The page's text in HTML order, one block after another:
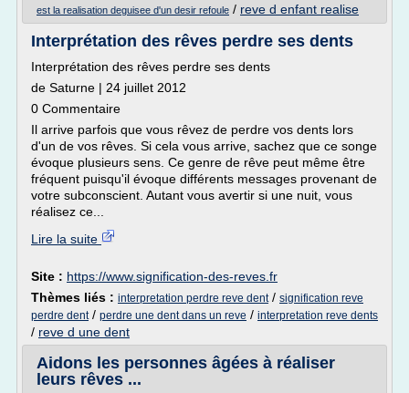
est la realisation deguisee d'un desir refoule / reve d enfant realise
Interprétation des rêves perdre ses dents
Interprétation des rêves perdre ses dents
de Saturne | 24 juillet 2012
0 Commentaire
Il arrive parfois que vous rêvez de perdre vos dents lors
d'un de vos rêves. Si cela vous arrive, sachez que ce songe
évoque plusieurs sens. Ce genre de rêve peut même être
fréquent puisqu'il évoque différents messages provenant de
votre subconscient. Autant vous avertir si une nuit, vous
réalisez ce...
Lire la suite
Site : https://www.signification-des-reves.fr
Thèmes liés : interpretation perdre reve dent/ signification reve
perdre dent/ perdre une dent dans un reve / interpretation reve dents
/ reve d une dent
Aidons les personnes âgées à réaliser
leurs rêves ...